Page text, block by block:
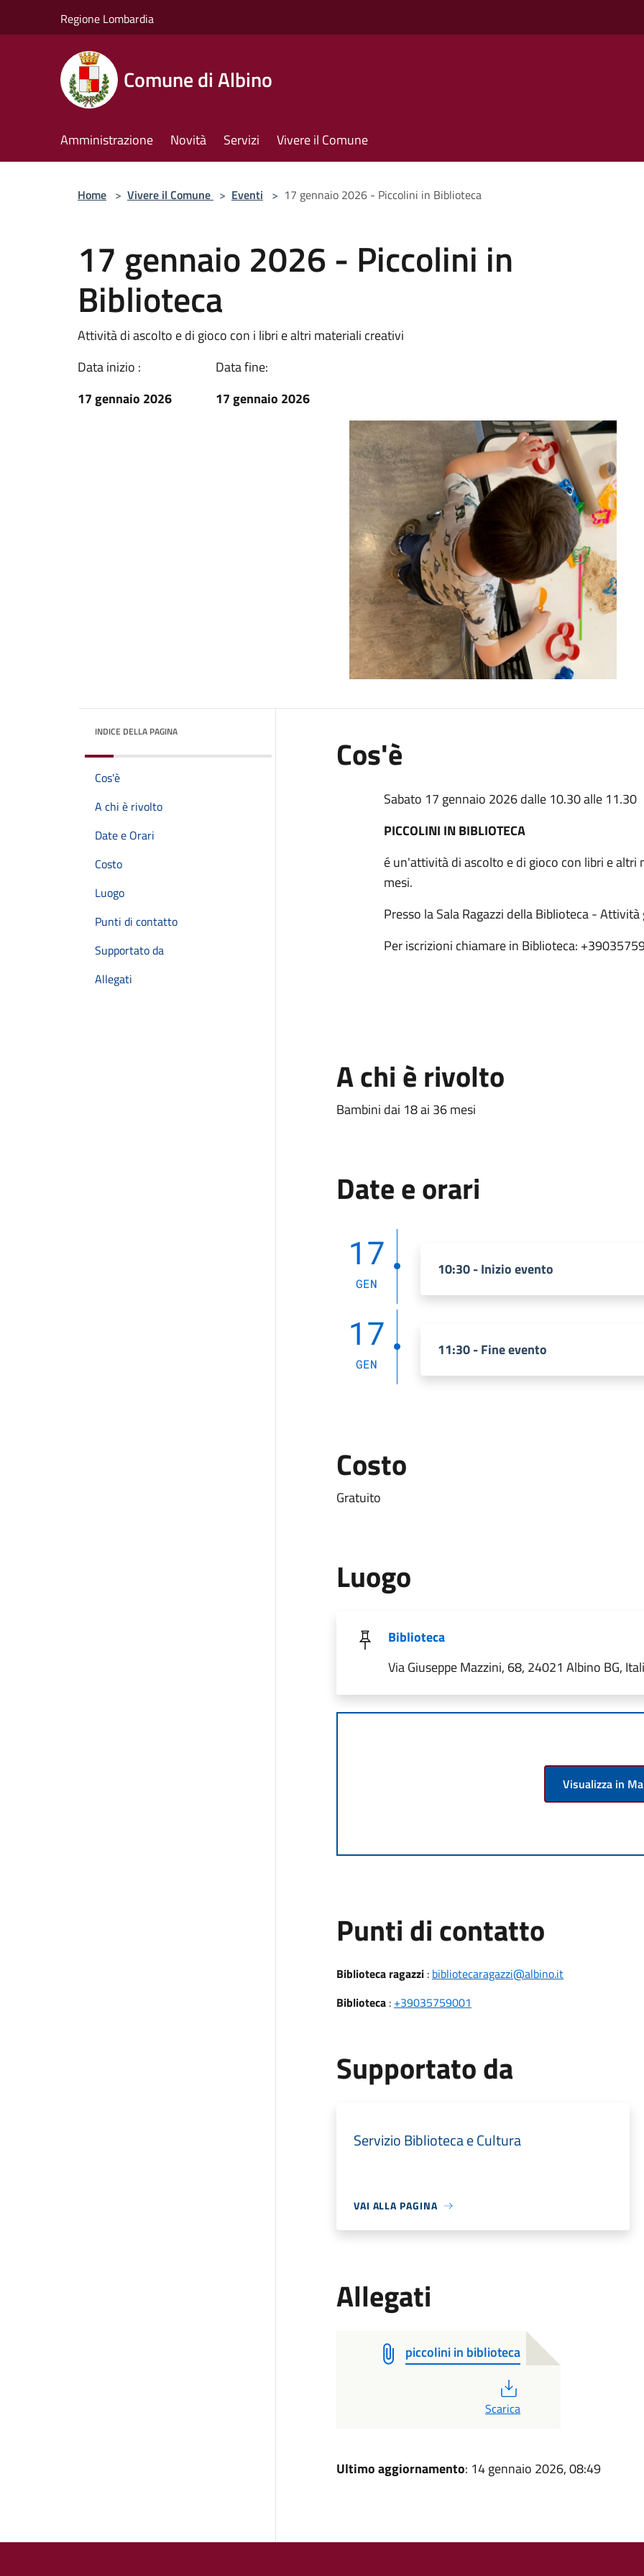
Regione Lombardia
Comune di Albino
Amministrazione Novità Servizi Vivere il Comune
Home > Vivere il Comune > Eventi > 17 gennaio 2026 - Piccolini in Biblioteca
17 gennaio 2026 - Piccolini in
Biblioteca
Attività di ascolto e di gioco con i libri e altri materiali creativi
Data inizio :
17 gennaio 2026
Data fine:
17 gennaio 2026
INDICE DELLA PAGINA
Cos'è
A chi è rivolto
Date e Orari
Costo
Luogo
Punti di contatto
Supportato da
Allegati
Cos'è
Sabato 17 gennaio 2026 dalle 10.30 alle 11.30
PICCOLINI IN BIBLIOTECA
é un'attività di ascolto e di gioco con libri e
mesi.
Presso la Sala Ragazzi della Biblioteca -
Per iscrizioni chiamare in Biblioteca:
A chi è rivolto
Bambini dai 18 ai 36 mesi
Date e orari
17
GEN
10:30 - Inizio evento
17
GEN
11:30 - Fine evento
Costo
Gratuito
Luogo
Biblioteca
Via Giuseppe Mazzini, 68, 24021 Albino BG,
Visualizza in
Punti di contatto
Biblioteca ragazzi: bibliotecaragazzi@albino.it
Biblioteca: +39035759001
Supportato da
Servizio Biblioteca e Cultura
VAI ALLA PAGINA
Allegati
piccolini in biblioteca
Scarica
Ultimo aggiornamento: 14 gennaio 2026, 08:49